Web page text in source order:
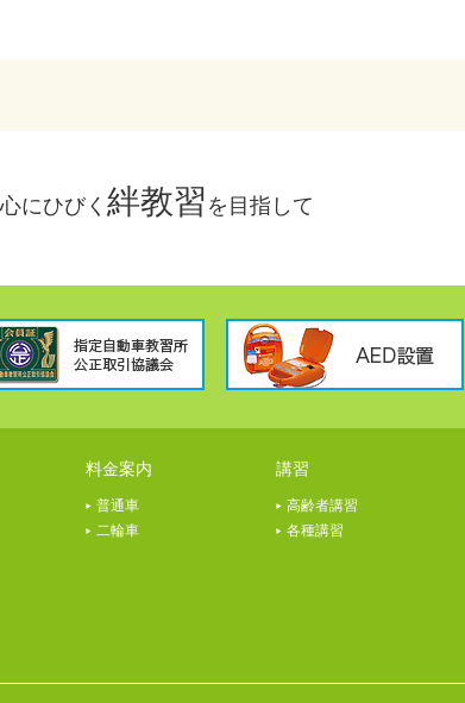
心にひびく 絆教習 を目指して
料金案内
普通車
二輪車
講習
高齢者講習
各種講習